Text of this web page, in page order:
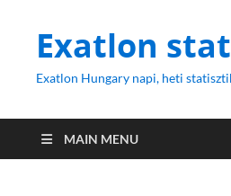
Exatlon
Exatlon Hungary napi, heti
MAIN MENU